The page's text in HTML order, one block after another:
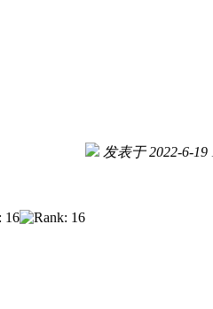
发表于 2022-6-19